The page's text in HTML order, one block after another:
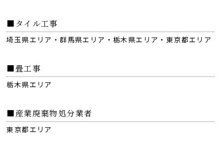
■タイル工事
埼玉県エリア・群馬県エリア・栃木県エリア・東京都エリア
■畳工事
栃木県エリア
■産業廃棄物処分業者
東京都エリア